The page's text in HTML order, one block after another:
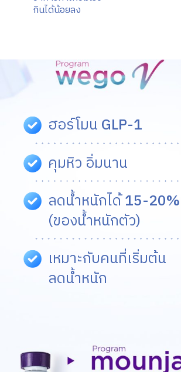
กินได้น้อยลง
ฮอร์โมน GLP-1
คุมหิว อิ่มนาน
ลดน้ำหนักได้15-20%
(ของน้ำหนักตัว)
เหมาะกับคนที่เริ่มต้น
ลดน้ำหนัก